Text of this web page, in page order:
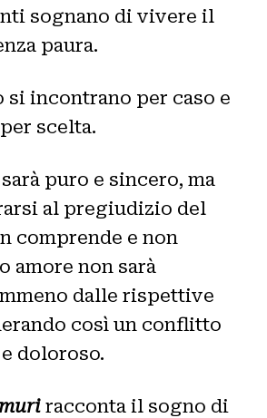
sognano di vivere il
paura.
si incontrano per caso e
scelta.
puro e sincero, ma
al pregiudizio del
comprende e non
amore non sarà
dalle rispettive
così un conflitto
doloroso.
racconta il sogno di